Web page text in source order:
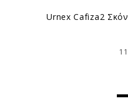
Urnex Cafiza2